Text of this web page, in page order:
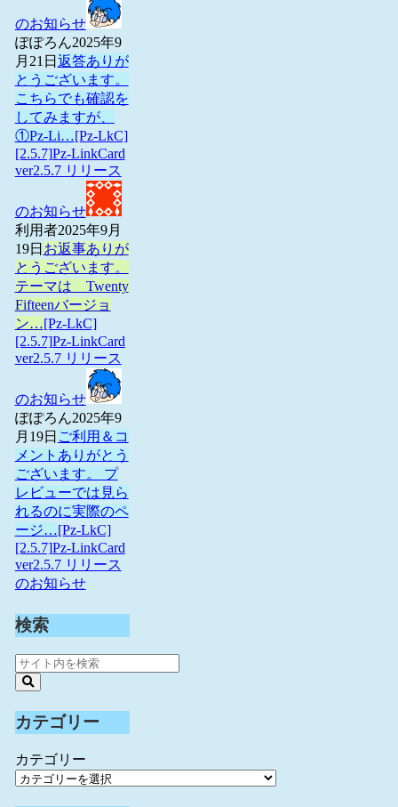
のお知らせ
ぽぽろん2025年9
月21日 返答ありが
とうございます。
こちらでも確認を
してみますが、
①Pz-Li…[Pz-LkC]
[2.5.7]Pz-LinkCard
ver2.5.7 リリース
のお知らせ
利用者2025年9月
19日 お返事ありが
とうございます。
テーマは Twenty
Fifteenバージョ
ン…[Pz-LkC]
[2.5.7]Pz-LinkCard
ver2.5.7 リリース
のお知らせ
ぽぽろん2025年9
月19日 ご利用＆コ
メントありがとう
ございます。 プ
レビューでは見ら
れるのに実際のペ
ージ…[Pz-LkC]
[2.5.7]Pz-LinkCard
ver2.5.7 リリース
のお知らせ
検索
カテゴリー
カテゴリー